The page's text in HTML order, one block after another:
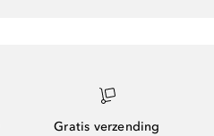
Gratis verzending